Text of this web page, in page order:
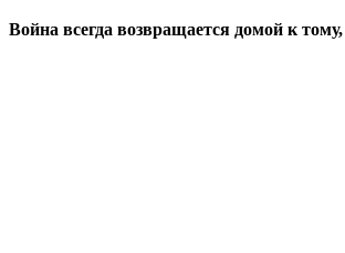
Война всегда возвращается домой к тому,